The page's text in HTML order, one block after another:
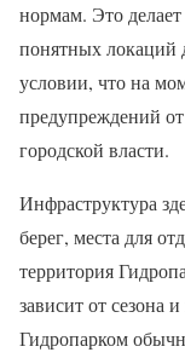
нормам. Это
понятных локаций
условии, что на
предупреждений
городской власти.
Инфраструктура
берег, места для
территория
зависит от сезона
Гидропарком